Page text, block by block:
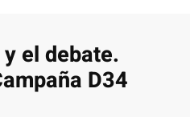
el debate.
D34